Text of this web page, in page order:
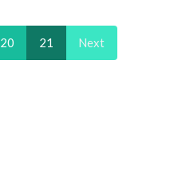
20 21 Next